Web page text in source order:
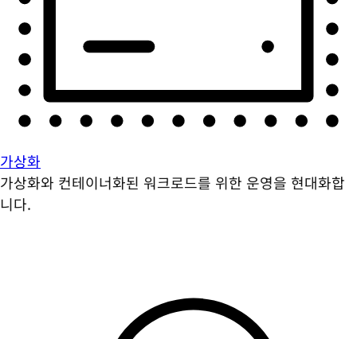
가상화
가상화와 컨테이너화된 워크로드를 위한 운영을 현대화합
니다.